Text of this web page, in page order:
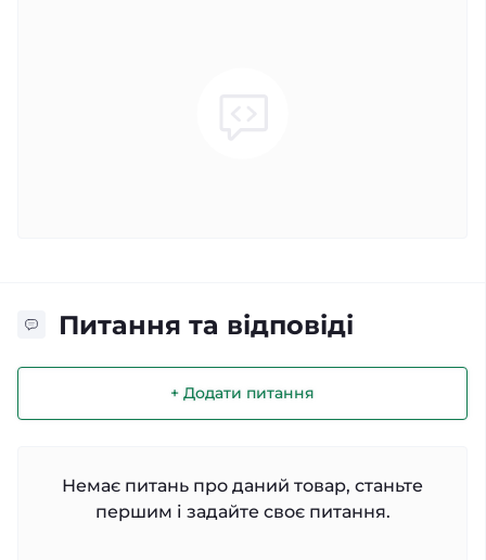
Питання та відповіді
+ Додати питання
Немає питань про даний товар, станьте
першим і задайте своє питання.